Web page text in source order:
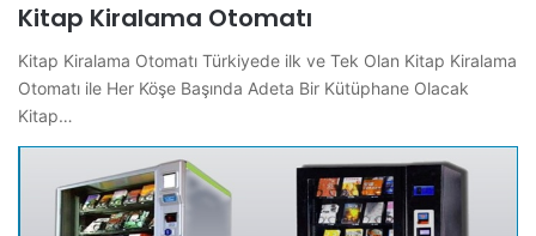
Kitap Kiralama Otomatı
Kitap Kiralama Otomatı Türkiyede ilk ve Tek Olan Kitap Kiralama
Otomatı ile Her Köşe Başında Adeta Bir Kütüphane Olacak
Kitap…